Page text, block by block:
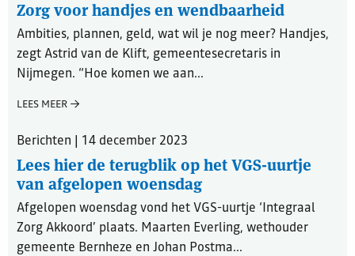
Zorg voor handjes en wendbaarheid
Ambities, plannen, geld, wat wil je nog meer? Handjes,
zegt Astrid van de Klift, gemeentesecretaris in
Nijmegen. “Hoe komen we aan...
LEES MEER
Berichten | 14 december 2023
Lees hier de terugblik op het VGS-uurtje
van afgelopen woensdag
Afgelopen woensdag vond het VGS-uurtje ‘Integraal
Zorg Akkoord’ plaats. Maarten Everling, wethouder
gemeente Bernheze en Johan Postma...